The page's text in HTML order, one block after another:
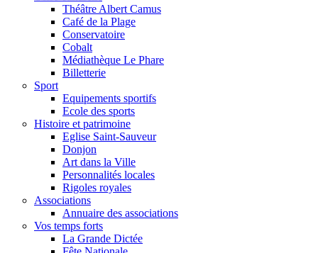
Théâtre Albert Camus
Café de la Plage
Conservatoire
Cobalt
Médiathèque Le Phare
Billetterie
Sport
Equipements sportifs
Ecole des sports
Histoire et patrimoine
Eglise Saint-Sauveur
Donjon
Art dans la Ville
Personnalités locales
Rigoles royales
Associations
Annuaire des associations
Vos temps forts
La Grande Dictée